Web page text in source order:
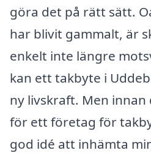
göra det på rätt sätt.
har blivit gammalt, är
enkelt inte längre
kan ett takbyte i
ny livskraft. Men
för ett företag för
god idé att inhämta